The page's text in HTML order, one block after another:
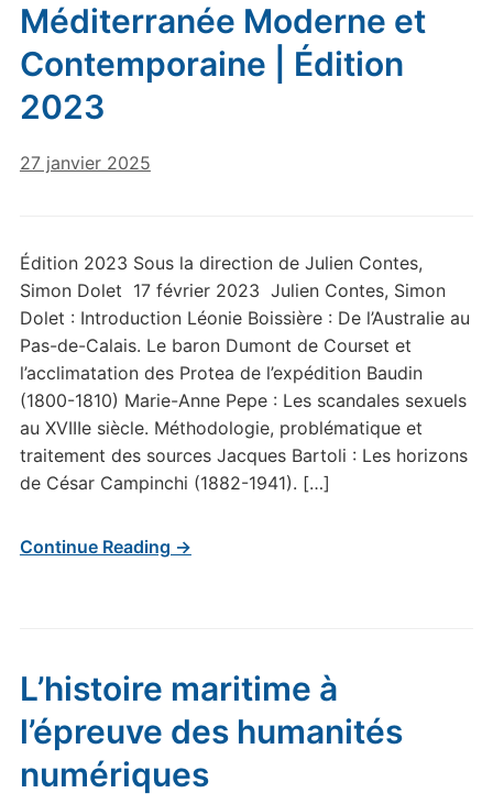
Méditerranée Moderne et
Contemporaine | Édition
2023
27 janvier 2025
Édition 2023 Sous la direction de Julien Contes,
Simon Dolet 17 février 2023 Julien Contes, Simon
Dolet : Introduction Léonie Boissière : De l’Australie au
Pas-de-Calais. Le baron Dumont de Courset et
l’acclimatation des Protea de l’expédition Baudin
(1800-1810) Marie-Anne Pepe : Les scandales sexuels
au XVIIIe siècle. Méthodologie, problématique et
traitement des sources Jacques Bartoli : Les horizons
de César Campinchi (1882-1941). […]
Continue Reading →
L’histoire maritime à
l’épreuve des humanités
numériques